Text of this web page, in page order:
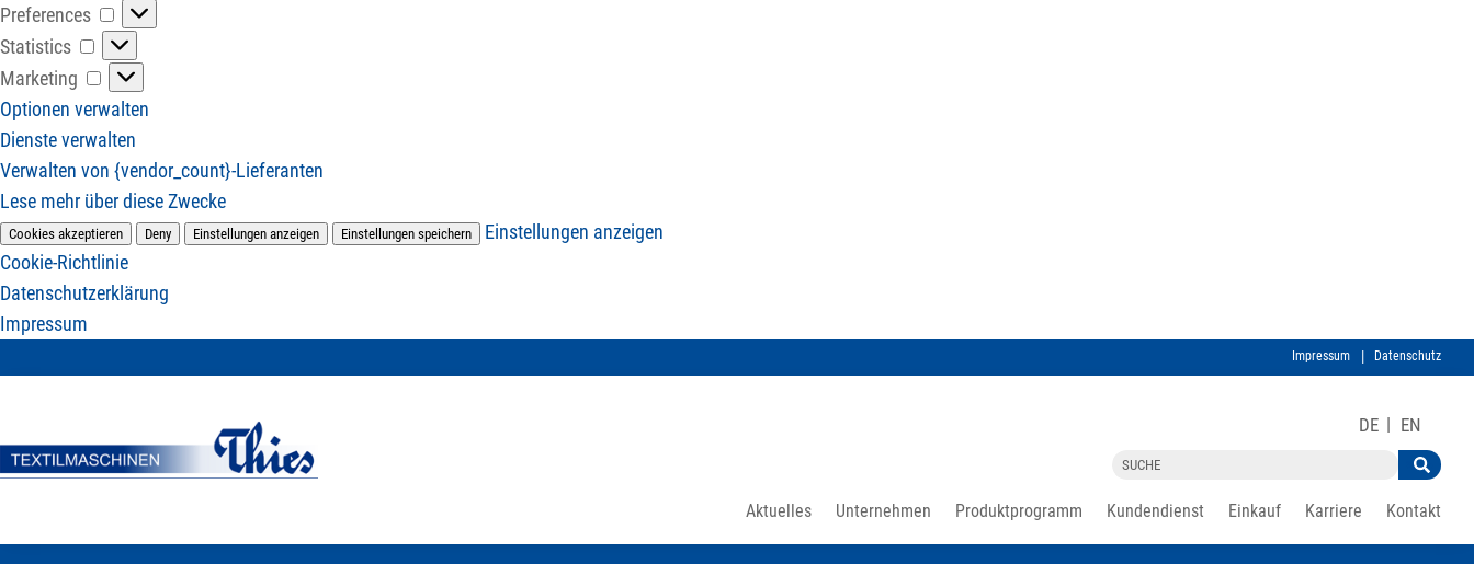
Preferences
Preferences
Statistics
Statistics
Marketing
Marketing
Optionen verwalten
Dienste verwalten
Verwalten von {vendor_count}-Lieferanten
Lese mehr über diese Zwecke
Cookies akzeptieren Deny Einstellungen anzeigen Einstellungen speichern
Einstellungen anzeigen
Cookie-Richtlinie
Datenschutzerklärung
Impressum
Impressum Datenschutz
DE EN
Aktuelles Unternehmen Produktprogramm Kundendienst Einkauf Karriere Kontakt